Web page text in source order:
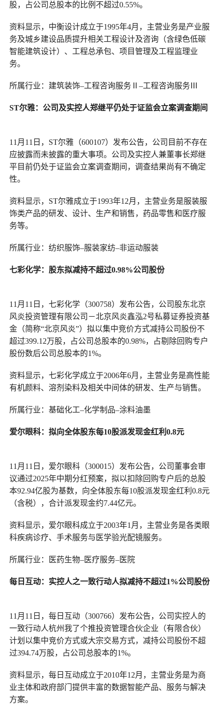
股，占公司总股本的比例不超过0.55%。
资料显示，中衡设计成立于1995年4月，主营业务是产业服
务及城乡建设品质提升相关工程设计及咨询（含绿色低碳
智能建筑设计）、工程总承包、项目管理及工程监理业
务。
所属行业：建筑装饰–工程咨询服务Ⅱ–工程咨询服务Ⅲ
ST尔雅： 公司及实控人郑继平仍处于证监会立案调查期间
11月11日，ST尔雅（600107）发布公告，公司目前不存在
应披露而未披露的重大事项。公司及实控人兼董事长郑继
平目前仍处于证监会立案调查期间，调查结果尚有不确定
性。
资料显示，ST尔雅成立于1993年12月，主营业务是服装服
饰类产品的研发、设计、生产和销售，药品零售和医疗服
务等。
所属行业：纺织服饰–服装家纺–非运动服装
七彩化学： 股东拟减持不超过0.98%公司股份
11月11日，七彩化学（300758）发布公告，公司股东北京
风炎投资管理有限公司－北京风炎鑫泓2号私募证券投资基
金（简称“北京风炎”）拟以集中竞价方式减持公司股份不
超过399.12万股，占公司总股本的0.98%，占剔除回购专户
股份数后公司总股本的1%。
资料显示，七彩化学成立于2006年6月，主营业务是高性能
有机颜料、溶剂染料及相关中间体的研发、生产与销售。
所属行业：基础化工–化学制品–涂料油墨
爱尔眼科： 拟向全体股东每10股派发现金红利0.8元
11月11日，爱尔眼科（300015）发布公告，公司董事会审
议通过2025年中期分红预案，拟以扣除回购专户后的总股
本92.94亿股为基数，向全体股东每10股派发现金红利0.8元
（含税），合计派发现金约7.44亿元。
资料显示，爱尔眼科成立于2003年1月，主营业务是各类眼
科疾病诊疗、手术服务与医学验光配镜服务。
所属行业：医药生物–医疗服务–医院
每日互动： 实控人之一致行动人拟减持不超过1%公司股份
11月11日，每日互动（300766）发布公告，公司实控人的
一致行动人杭州我了个推投资管理合伙企业（有限合伙）
计划以集中竞价方式或大宗交易方式，减持公司股份不超
过394.74万股，占公司总股本的1%。
资料显示，每日互动成立于2010年12月，主营业务是为商
业主体和政府部门提供丰富的数据智能产品、服务与解决
方案。